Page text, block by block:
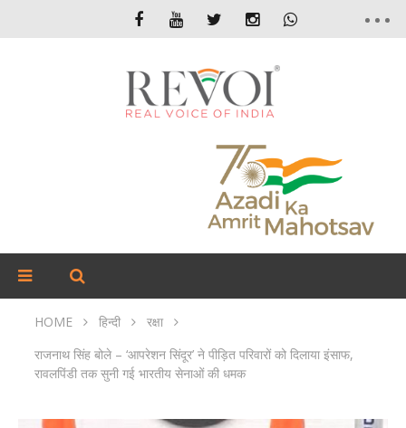
HOME हिन्दी
रक्षा
राजनाथ सिंह बोले – ‘आपरेशन सिंदूर’ ने पीड़ित परिवारों को दिलाया इंसाफ,
रावलपिंडी तक सुनी गई भारतीय सेनाओं की धमक